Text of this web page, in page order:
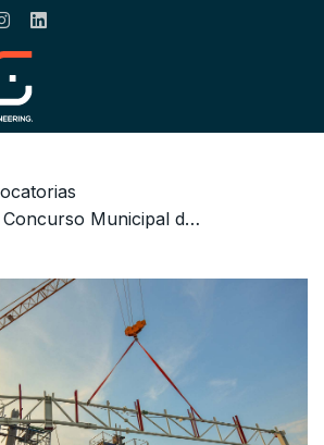
/ El CICL invita al Concurso Municipal de Matemáticas